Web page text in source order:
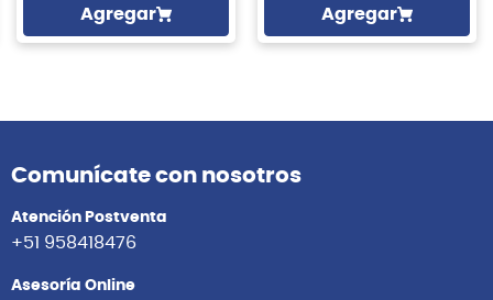
Agregar Agregar
Comunícate con nosotros
Atención Postventa
+51 958418476
Asesoría Online